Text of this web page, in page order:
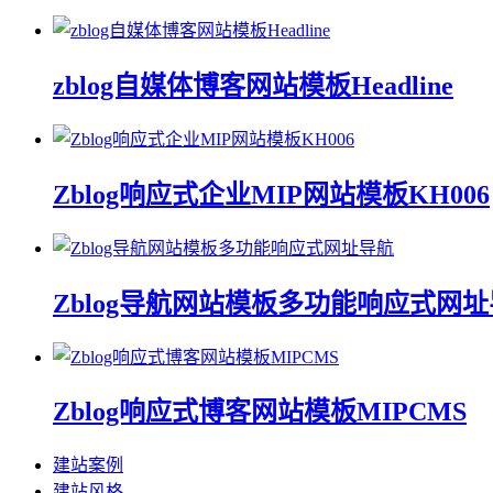
zblog自媒体博客网站模板Headline
Zblog响应式企业MIP网站模板KH006
Zblog导航网站模板多功能响应式网
Zblog响应式博客网站模板MIPCMS
建站案例